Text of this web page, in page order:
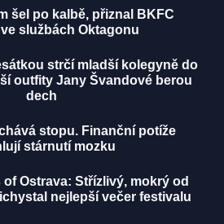
šel po kalbě, přiznal BKFC
službách Oktagonu
strčí mladší kolegyně do
outfity Jany Švandové berou
dech
stopu. Finanční potíže
stárnutí mozku
of Ostrava: Střízlivý, mokrý od
nejlepší večer festivalu